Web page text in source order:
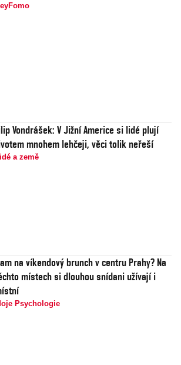
Vondrášek: V Jižní Americe si lidé plují
mnohem lehčeji, věci tolik neřeší
a země
na víkendový brunch v centru Prahy? Na
místech si dlouhou snídani užívají i
Psychologie